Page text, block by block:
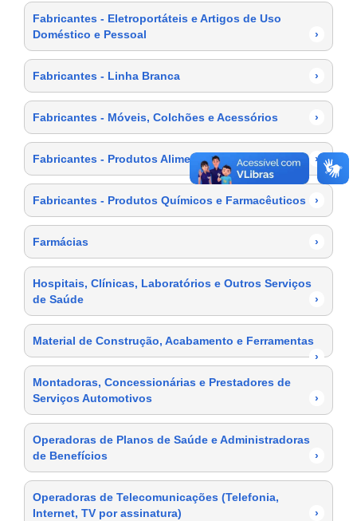
Fabricantes - Eletroportáteis e Artigos de Uso
Doméstico e Pessoal
›
Fabricantes - Linha Branca ›
Fabricantes - Móveis, Colchões e Acessórios ›
Fabricantes - Produtos Alimentícios ›
Fabricantes - Produtos Químicos e Farmacêuticos ›
Farmácias ›
Hospitais, Clínicas, Laboratórios e Outros Serviços
de Saúde
›
Material de Construção, Acabamento e Ferramentas
›
Montadoras, Concessionárias e Prestadores de
Serviços Automotivos
›
Operadoras de Planos de Saúde e Administradoras
de Benefícios
›
Operadoras de Telecomunicações (Telefonia,
Internet, TV por assinatura)
›